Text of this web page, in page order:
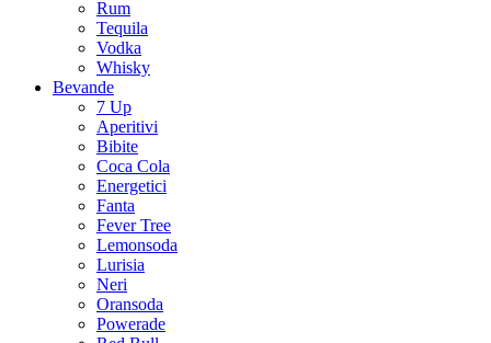
Rum
Tequila
Vodka
Whisky
Bevande
7 Up
Aperitivi
Bibite
Coca Cola
Energetici
Fanta
Fever Tree
Lemonsoda
Lurisia
Neri
Oransoda
Powerade